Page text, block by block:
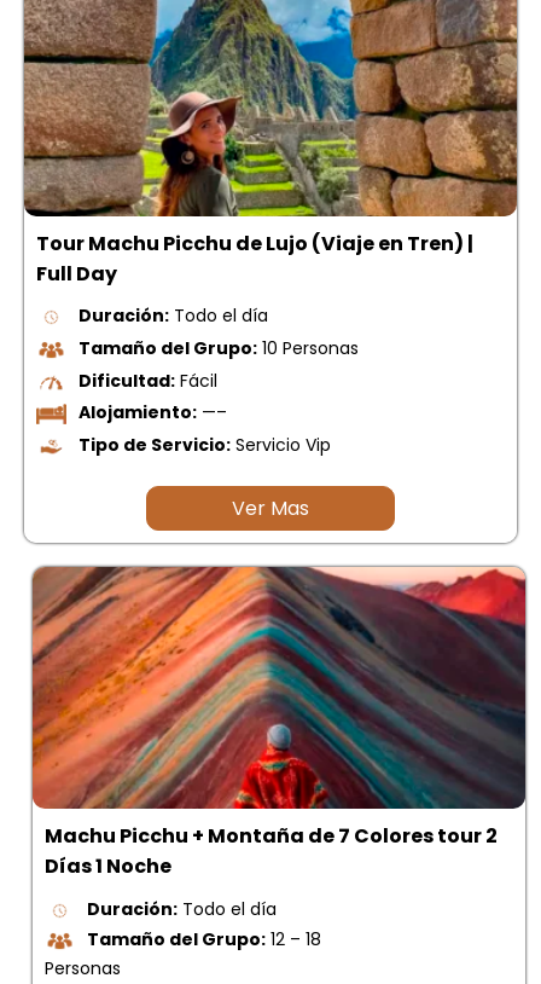
Tour Machu Picchu de Lujo (Viaje en Tren) |
Full Day
Duración: Todo el día
Tamaño del Grupo: 10 Personas
Dificultad: Fácil
Alojamiento: —–
Tipo de Servicio: Servicio Vip
Ver Mas
Machu Picchu + Montaña de 7 Colores tour 2
Días 1 Noche
Duración: Todo el día
Tamaño del Grupo: 12 – 18
Personas